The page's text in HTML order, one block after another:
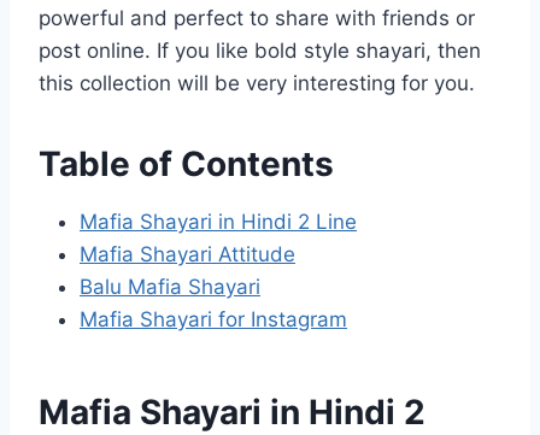
powerful and perfect to share with friends or
post online. If you like bold style shayari, then
this collection will be very interesting for you.
Table of Contents
Mafia Shayari in Hindi 2 Line
Mafia Shayari Attitude
Balu Mafia Shayari
Mafia Shayari for Instagram
Mafia Shayari in Hindi 2